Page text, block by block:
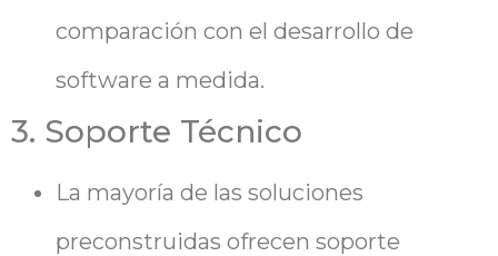
comparación con el desarrollo de
software a medida.
3. Soporte Técnico
La mayoría de las soluciones
preconstruidas ofrecen soporte